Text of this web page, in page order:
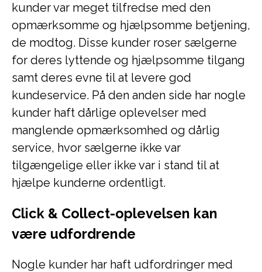
kunder var meget tilfredse med den
opmærksomme og hjælpsomme betjening,
de modtog. Disse kunder roser sælgerne
for deres lyttende og hjælpsomme tilgang
samt deres evne til at levere god
kundeservice. På den anden side har nogle
kunder haft dårlige oplevelser med
manglende opmærksomhed og dårlig
service, hvor sælgerne ikke var
tilgængelige eller ikke var i stand til at
hjælpe kunderne ordentligt.
Click & Collect-oplevelsen kan
være udfordrende
Nogle kunder har haft udfordringer med